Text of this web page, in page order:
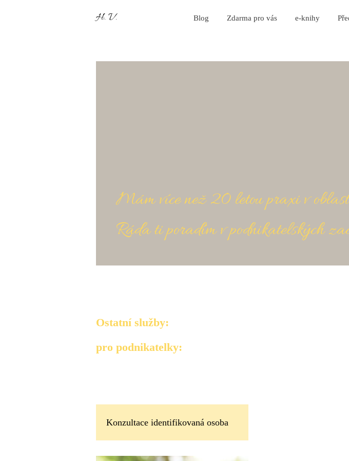
H. V. Blog Zdarma pro vás e-knihy
Mám více než 20 letou praxi v
Ráda ti poradím v podnikatelských
Ostatní služby:
pro podnikatelky:
Konzultace identifikovaná osoba